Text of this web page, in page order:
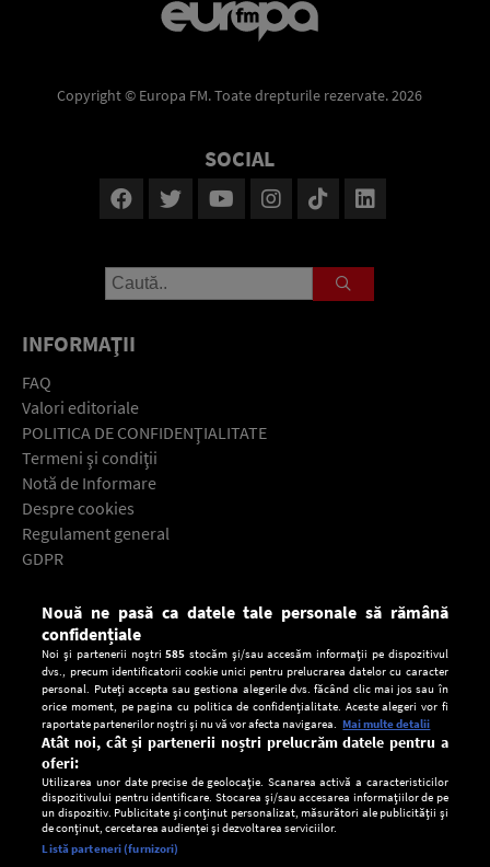
Copyright © Europa FM. Toate drepturile rezervate. 2026
SOCIAL
INFORMAŢII
FAQ
Valori editoriale
POLITICA DE CONFIDENŢIALITATE
Termeni şi condiţii
Notă de Informare
Despre cookies
Regulament general
GDPR
Descarcă gratuit aplicaţia Europa FM pentru smartphone:
Setări:
Nouă ne pasă ca datele tale personale să rămână
confidențiale
Noi și partenerii noștri585 stocăm și/sau accesăm informații pe dispozitivul
dvs., precum identificatorii cookie unici pentru prelucrarea datelor cu caracter
personal. Puteți accepta sau gestiona alegerile dvs. făcând clic mai jos sau în
orice moment, pe pagina cu politica de confidențialitate. Aceste alegeri vor fi
raportate partenerilor noștri și nu vă vor afecta navigarea. Mai multe detalii
Atât noi, cât și partenerii noștri prelucrăm datele pentru a
oferi:
Utilizarea unor date precise de geolocație. Scanarea activă a caracteristicilor
dispozitivului pentru identificare. Stocarea și/sau accesarea informațiilor de pe
un dispozitiv. Publicitate și conținut personalizat, măsurători ale publicității și
de conținut, cercetarea audienței și dezvoltarea serviciilor.
Listă parteneri (furnizori)